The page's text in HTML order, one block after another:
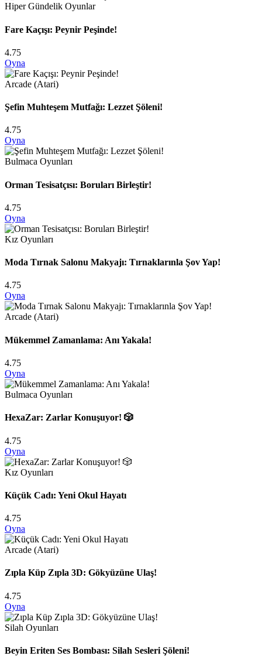
Hiper Gündelik Oyunlar
Fare Kaçışı: Peynir Peşinde!
4.75
Oyna
Arcade (Atari)
Şefin Muhteşem Mutfağı: Lezzet Şöleni!
4.75
Oyna
Bulmaca Oyunları
Orman Tesisatçısı: Boruları Birleştir!
4.75
Oyna
Kız Oyunları
Moda Tırnak Salonu Makyajı: Tırnaklarınla Şov Yap!
4.75
Oyna
Arcade (Atari)
Mükemmel Zamanlama: Anı Yakala!
4.75
Oyna
Bulmaca Oyunları
HexaZar: Zarlar Konuşuyor! 🎲
4.75
Oyna
Kız Oyunları
Küçük Cadı: Yeni Okul Hayatı
4.75
Oyna
Arcade (Atari)
Zıpla Küp Zıpla 3D: Gökyüzüne Ulaş!
4.75
Oyna
Silah Oyunları
Beyin Eriten Ses Bombası: Silah Sesleri Şöleni!